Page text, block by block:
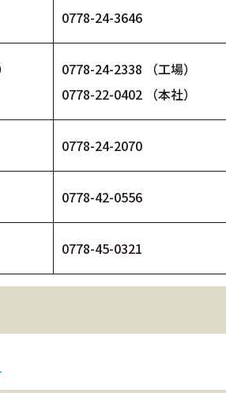
0778-24-3646
0778-24-2338 （工場）
0778-22-0402 （本社）
0778-24-2070
0778-42-0556
0778-45-0321